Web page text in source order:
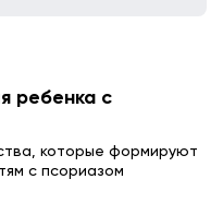
ребенка с
которые формируют
с псориазом